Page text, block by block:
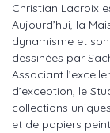
Christian Lacroix
Aujourd’hui, la
dynamisme et
dessinées par
Associant
d’exception, le
collections
et de papiers